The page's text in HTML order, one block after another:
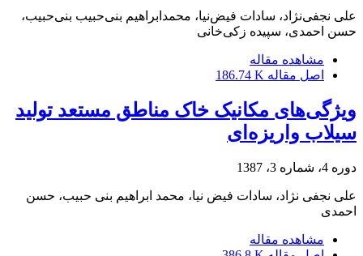
علی نجفی‌نژاد، سادات فیض‌نیا، محمدابراهیم بنی‌حبیب بنی‌حبیب،
حسن احمدی، سپیده زکی‌خانی
مشاهده مقاله
اصل مقاله 186.74 K
ویژگی‌های مکانیک خاک مناطق مستعد تولید
سیلاب واریزه‌ای
دوره 4، شماره 3، 1387
علی نجفی نژاد، سادات فیض نیا، محمد ابراهیم بنی حبیب، حسن
احمدی
مشاهده مقاله